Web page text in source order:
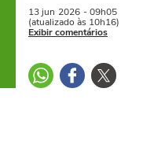
13 jun 2026 - 09h05
(atualizado às 10h16)
Exibir comentários